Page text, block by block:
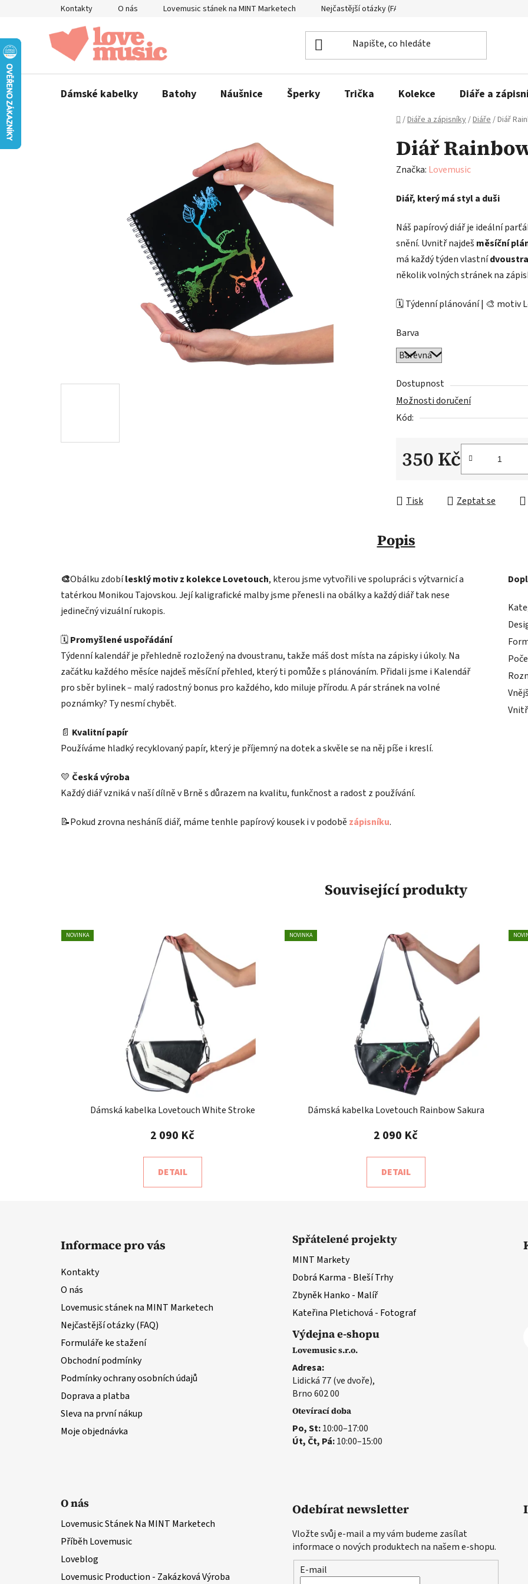
Kontakty O nás Lovemusic stánek na MINT Marketech Nejčastější otázky (FAQ)
Dámské kabelky Batohy Náušnice Šperky Trička Kolekce Diáře a
Domů
/Diáře a zápisníky/Diáře/Diář
Diář
Značka: Lovemusic
Diář, který má styl a duši
Náš papírový diář je ideální
snění. Uvnitř najdeš měsíční
má každý týden vlastní
několik volných stránek na
🗓️ Týdenní plánování | 🎨 motiv
Barva
Dostupnost
Možnosti doručení
Kód:
350 Kč
Tisk
Zeptat se
Popis
🎨Obálku zdobílesklý motiv z kolekce Lovetouch, kterou jsme vytvořili ve spolupráci s výtvarnicí a
tatérkou Monikou Tajovskou. Její kaligrafické malby jsme přenesli na obálky a každý diář tak nese
jedinečný vizuální rukopis.
🗓️Promyšlené uspořádání
Týdenní kalendář je přehledně rozložený na dvoustranu, takže máš dost místa na zápisky i úkoly. Na
začátku každého měsíce najdeš měsíční přehled, který ti pomůže s plánováním. Přidali jsme i Kalendář
pro sběr bylinek – malý radostný bonus pro každého, kdo miluje přírodu. A pár stránek na volné
poznámky? Ty nesmí chybět.
📄 Kvalitní papír
Používáme hladký recyklovaný papír, který je příjemný na dotek a skvěle se na něj píše i kreslí.
💛 Česká výroba
Každý diář vzniká v naší dílně v Brně s důrazem na kvalitu, funkčnost a radost z používání.
📝Pokud zrovna nesháníš diář, máme tenhle papírový kousek i v podobě zápisníku.
Související produkty
NOVINKA
Dámská kabelka Lovetouch White Stroke
2 090 Kč
DETAIL
NOVINKA
Dámská kabelka Lovetouch Rainbow Sakura
2 090 Kč
DETAIL
Informace pro vás
Kontakty
O nás
Lovemusic stánek na MINT Marketech
Nejčastější otázky (FAQ)
Formuláře ke stažení
Obchodní podmínky
Podmínky ochrany osobních údajů
Doprava a platba
Sleva na první nákup
Moje objednávka
Spřátelené projekty
MINT Markety
Dobrá Karma - Bleší Trhy
Zbyněk Hanko - Malíř
Kateřina Pletichová - Fotograf
Výdejna e-shopu
Lovemusic s.r.o.
Adresa:
Lidická 77 (ve dvoře),
Brno 602 00
Otevírací doba
Po, St:10:00–17:00
Út, Čt, Pá:10:00–15:00
O nás
Lovemusic Stánek Na MINT Marketech
Příběh Lovemusic
Loveblog
Lovemusic Production - Zakázková Výroba
Odebírat newsletter
Vložte svůj e-mail a my vám budeme zasílat
informace o nových produktech na našem e-shopu.
E-mail